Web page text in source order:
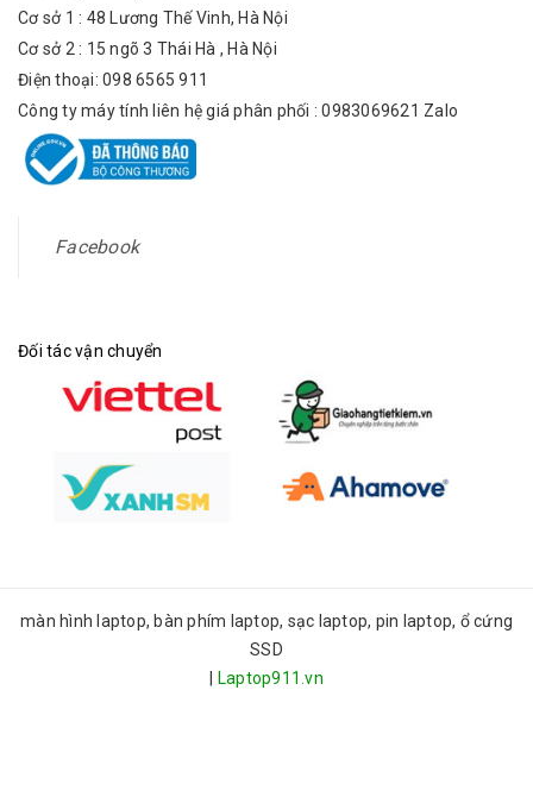
Cơ sở 1 : 48 Lương Thế Vinh, Hà Nội
Cơ sở 2 : 15 ngõ 3 Thái Hà , Hà Nội
Điện thoại: 098 6565 911
Công ty máy tính liên hệ giá phân phối : 0983069621 Zalo
Facebook
Đối tác vận chuyển
màn hình laptop, bàn phím laptop, sạc laptop, pin laptop, ổ cứng
SSD
Laptop911.vn